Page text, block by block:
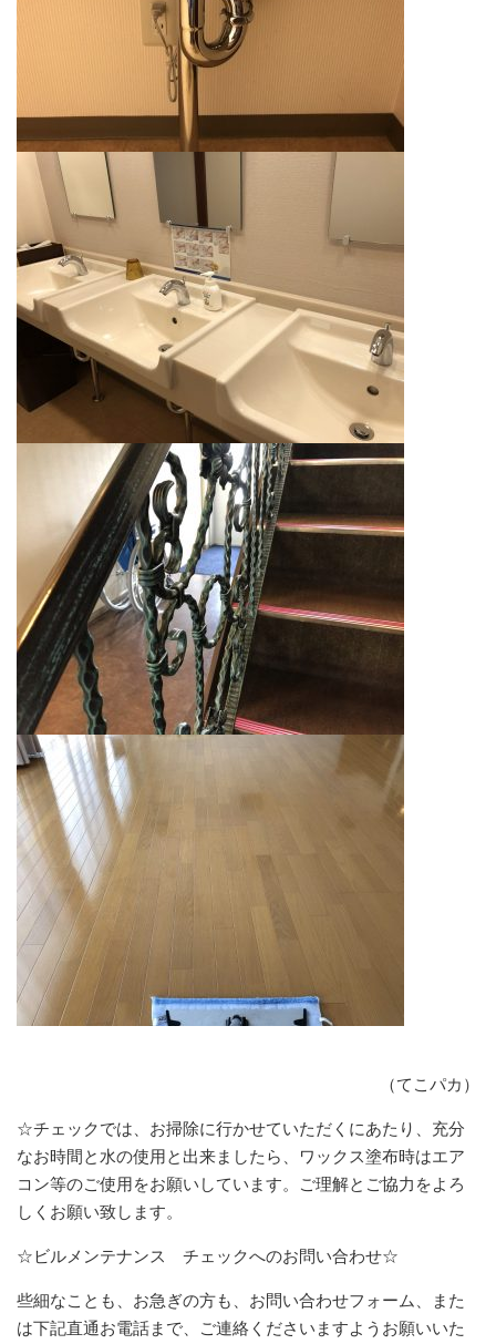
（てこパカ）
☆チェックでは、お掃除に行かせていただくにあたり、充分
なお時間と水の使用と出来ましたら、ワックス塗布時はエア
コン等のご使用をお願いしています。ご理解とご協力をよろ
しくお願い致します。
☆ビルメンテナンス チェックへのお問い合わせ☆
些細なことも、お急ぎの方も、お問い合わせフォーム、また
は下記直通お電話まで、ご連絡くださいますようお願いいた